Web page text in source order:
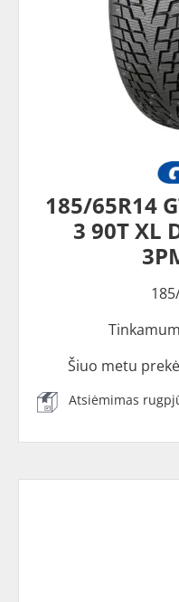
185/65R14
3 90T XL
Šiuo metu
Atsiėmimas